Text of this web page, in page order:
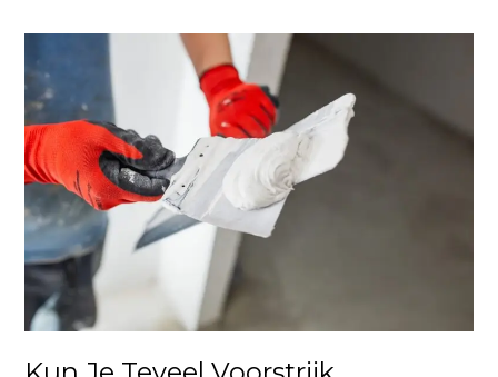
Je
Teveel
Voorstrijk
Gebruiken?